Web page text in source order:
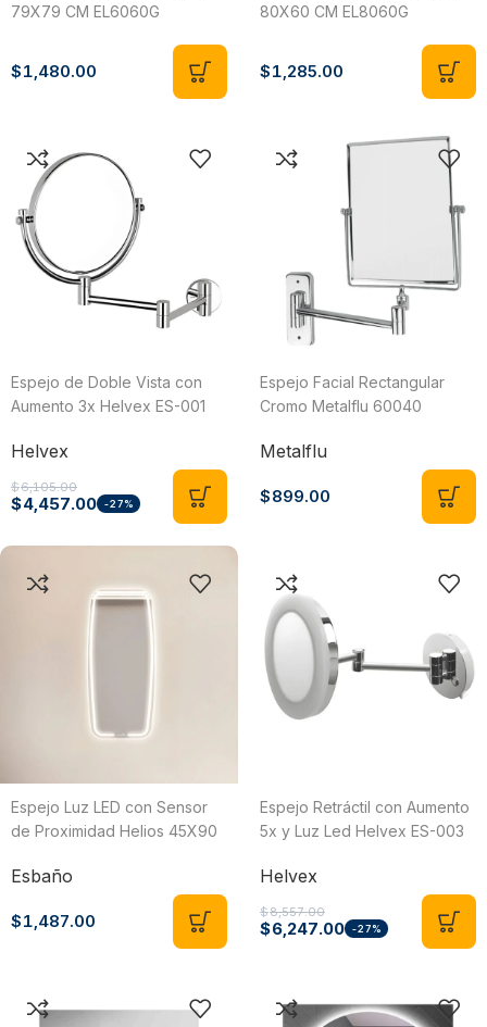
79X79 CM EL6060G
$1,480.00
80X60 CM EL8060G
$1,285.00
Espejo de Doble Vista con
Aumento 3x Helvex ES-001
Helvex
$6,105.00
$4,457.00 -27%
Espejo Facial Rectangular
Cromo Metalflu 60040
Metalflu
$899.00
Espejo Luz LED con Sensor
de Proximidad Helios 45X90
Esbaño
$1,487.00
Espejo Retráctil con Aumento
5x y Luz Led Helvex ES-003
Helvex
$8,557.00
$6,247.00 -27%